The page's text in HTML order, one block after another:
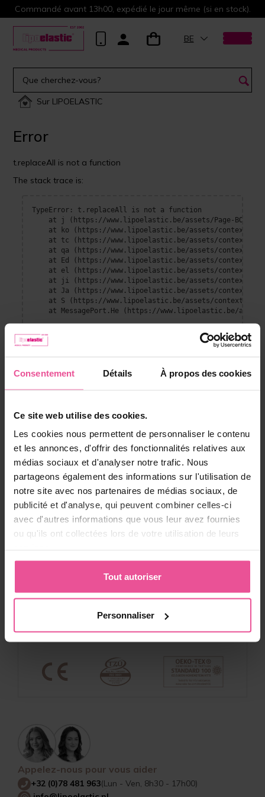
Consentement Détails À propos des cookies
Ce site web utilise des cookies.
Les cookies nous permettent de personnaliser le contenu
et les annonces, d'offrir des fonctionnalités relatives aux
médias sociaux et d'analyser notre trafic. Nous
partageons également des informations sur l'utilisation de
notre site avec nos partenaires de médias sociaux, de
publicité et d'analyse, qui peuvent combiner celles-ci
avec d'autres informations que vous leur avez fournies
ou qu'ils ont collectées lors de votre utilisation de leurs
Tout autoriser
Personnaliser
Commandé avant 13h00, expédié le jour même (si en stock).
BE
Sur LIPOELASTIC
Error
t.replaceAll is not a function
The stack trace is:
TypeError: t.replaceAll is not a function
at j (https://www.lipoelastic.be/assets/Page-BOrFn-
at ko (https://www.lipoelastic.be/assets/context-
at tc (https://www.lipoelastic.be/assets/context-
at qa (https://www.lipoelastic.be/assets/context-
at Ed (https://www.lipoelastic.be/assets/context-
at el (https://www.lipoelastic.be/assets/context-
at ji (https://www.lipoelastic.be/assets/context-
at Ja (https://www.lipoelastic.be/assets/context-
at S (https://www.lipoelastic.be/assets/context-
at MessagePort.He (https://www.lipoelastic.be/
Service client
Contact
Expédition et paiement
Conditions générales
Revenir
Déclaration de confidentialité
Sur LIPOELASTIC
Les avantages
Appelez-nous pour vous aider
+32 (0)78 481 963(Lun - Ven, 8h30 - 17h00)